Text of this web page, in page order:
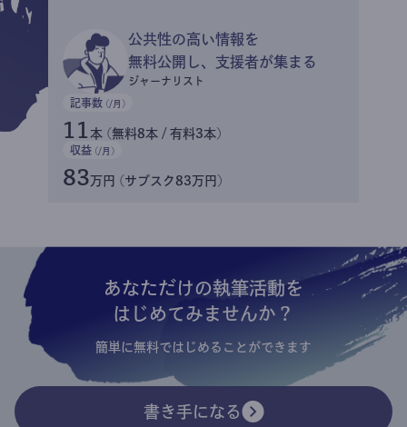
公共性の高い情報を
無料公開し、支援者が集まる
ジャーナリスト
記事数 (/月)
11 本 (無料8本 / 有料3本)
収益 (/月)
83万円 (サブスク83万円)
あなただけの執筆活動を
はじめてみませんか？
簡単に無料ではじめることができます
書き手になる